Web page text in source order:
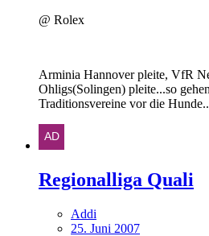
@ Rolex
Arminia Hannover pleite, VfR
Ohligs(Solingen) pleite...so
Traditionsvereine vor die
Regionalliga Quali
Addi
25. Juni 2007